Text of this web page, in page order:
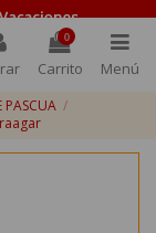
0
Carrito Menú
PASCUA